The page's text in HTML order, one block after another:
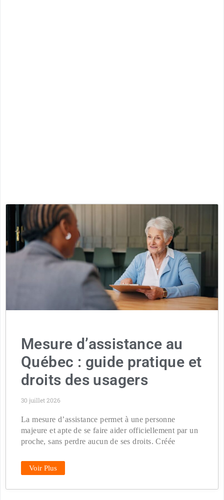
Mesure d’assistance au
Québec : guide pratique et
droits des usagers
30 juillet 2026
La mesure d’assistance permet à une personne
majeure et apte de se faire aider officiellement par un
proche, sans perdre aucun de ses droits. Créée
Voir Plus